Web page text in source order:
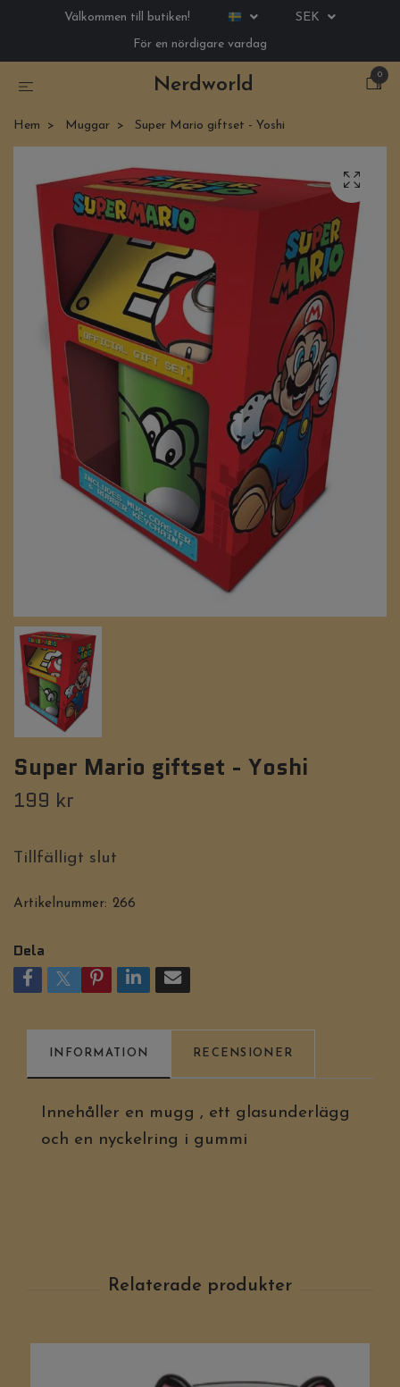
Välkommen till butiken!
SEK
För en nördigare vardag
Nerdworld
0
Hem Muggar Super Mario giftset - Yoshi
Super Mario giftset - Yoshi
199 kr
Tillfälligt slut
Artikelnummer: 266
Dela
INFORMATION RECENSIONER
Innehåller en mugg , ett glasunderlägg
och en nyckelring i gummi